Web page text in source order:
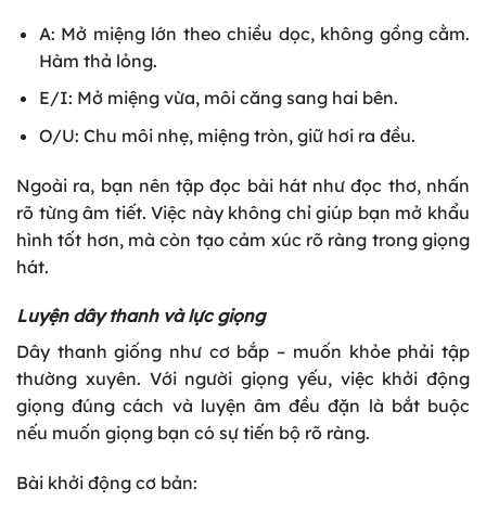
A: Mở miệng lớn theo chiều dọc, không gồng cằm.
Hàm thả lỏng.
E/I: Mở miệng vừa, môi căng sang hai bên.
O/U: Chu môi nhẹ, miệng tròn, giữ hơi ra đều.
Ngoài ra, bạn nên tập đọc bài hát như đọc thơ, nhấn
rõ từng âm tiết. Việc này không chỉ giúp bạn mở khẩu
hình tốt hơn, mà còn tạo cảm xúc rõ ràng trong giọng
hát.
Luyện dây thanh và lực giọng
Dây thanh giống như cơ bắp – muốn khỏe phải tập
thường xuyên. Với người giọng yếu, việc khởi động
giọng đúng cách và luyện âm đều đặn là bắt buộc
nếu muốn giọng bạn có sự tiến bộ rõ ràng.
Bài khởi động cơ bản: